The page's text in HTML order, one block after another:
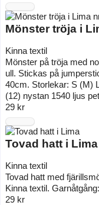
Mönster tröja i
Kinna textil
Mönster på tröja med
ull. Stickas på
40cm. Storlekar: S (M)
(12) nystan 1540 ljus
29 kr
Tovad hatt i Lima
Kinna textil
Tovad hatt med
Kinna textil.
29 kr